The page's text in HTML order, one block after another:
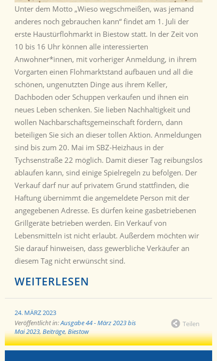
Unter dem Motto „Wieso wegschmeißen, was jemand
anderes noch gebrauchen kann“ findet am 1. Juli der
erste Haustürflohmarkt in Biestow statt. In der Zeit von
10 bis 16 Uhr können alle interessierten
Anwohner*innen, mit vorheriger Anmeldung, in ihrem
Vorgarten einen Flohmarktstand aufbauen und all die
schönen, ungenutzten Dinge aus ihrem Keller,
Dachboden oder Schuppen verkaufen und ihnen ein
neues Leben schenken. Sie lieben Nachhaltigkeit und
wollen Nachbarschaftsgemeinschaft fördern, dann
beteiligen Sie sich an dieser tollen Aktion. Anmeldungen
sind bis zum 20. Mai im SBZ-Heizhaus in der
Tychsenstraße 22 möglich. Damit dieser Tag reibungslos
ablaufen kann, sind einige Spielregeln zu befolgen. Der
Verkauf darf nur auf privatem Grund stattfinden, die
Haftung übernimmt die angemeldete Person mit der
angegebenen Adresse. Es dürfen keine gasbetriebenen
Grillgeräte betrieben werden. Ein Verkauf von
Lebensmitteln ist nicht erlaubt. Außerdem möchten wir
Sie darauf hinweisen, dass gewerbliche Verkäufer an
diesem Tag nicht erwünscht sind.
WEITERLESEN
24. MÄRZ 2023
Veröffentlicht in:Ausgabe 44 - März 2023 bis
Mai 2023,Beiträge,Biestow
Teilen